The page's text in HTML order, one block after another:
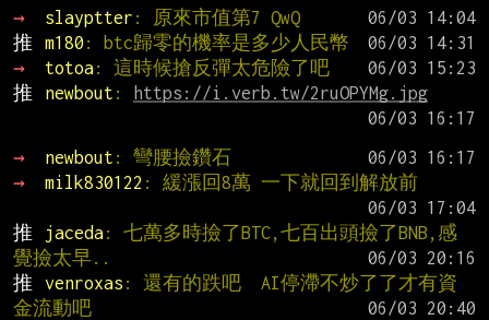
→
slayptter : 原來市值第7 QwQ
推
m180 : btc歸零的機率是多少人民幣
→
totoa: 這時候搶反彈太危險了吧
推
newbout :
https://i.verb.tw/2ruOPYMg.jpg
→
newbout : 彎腰撿鑽石
→
milk830122 : 緩漲回8萬 一下就回到解放前
推
jaceda: 七萬多時撿了BTC,七百出頭撿了BNB,感
覺撿太早..
推
venroxas : 還有的跌吧  AI停滯不炒了了才有資
金流動吧